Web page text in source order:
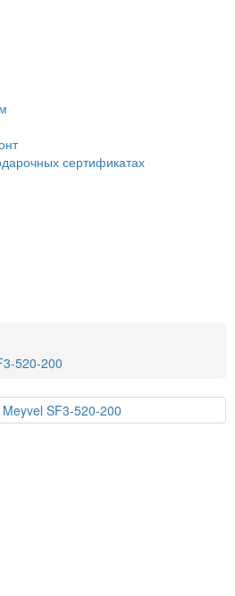
сертификатах
520-200